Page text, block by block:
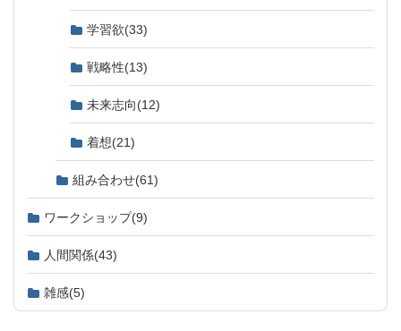
学習欲(33)
戦略性(13)
未来志向(12)
着想(21)
組み合わせ(61)
ワークショップ(9)
人間関係(43)
雑感(5)